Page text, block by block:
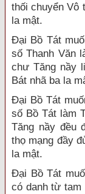
thối chuyển Vô
la mật.
Đại Bồ Tát
số Thanh Văn
chư Tăng nầy
Bát nhã ba la
Đại Bồ Tát
số Bồ Tát làm
Tăng nầy đều
thọ mạng đầy
la mật.
Đại Bồ Tát
có danh từ tam